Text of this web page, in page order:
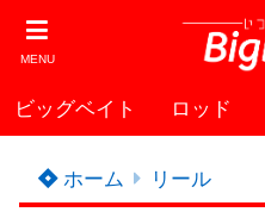
MENU
ビッグベイト ロッド
ホーム リール